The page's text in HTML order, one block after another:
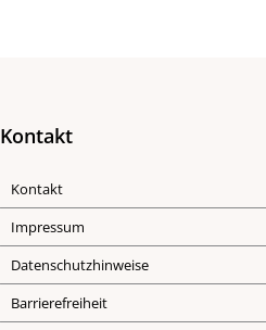
Kontakt
Kontakt
Impressum
Datenschutzhinweise
Barrierefreiheit